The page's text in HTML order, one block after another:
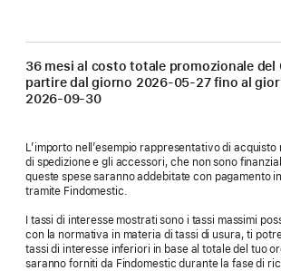
36 mesi al costo totale promozionale del
partire dal giorno 2026-05-27fino al
2026-09-30
L’importo nell’esempio rappresentativo di
di spedizione e gli accessori, che non sono
queste spese saranno addebitate con pagamento
tramite Findomestic.
I tassi di interesse mostrati sono i tassi massimi
con la normativa in materia di tassi di usura, ti
tassi di interesse inferiori in base al totale del tuo
saranno forniti da Findomestic durante la fase di